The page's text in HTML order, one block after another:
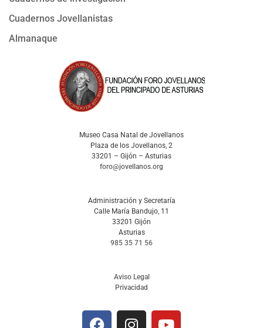
Cuadernos Jovellanistas
Almanaque
Museo Casa Natal de Jovellanos
Plaza de los Jovellanos, 2
33201 – Gijón – Asturias
foro@jovellanos.org
Administración y Secretaría
Calle María Bandujo, 11
33201 Gijón
Asturias
985 35 71 56
Aviso Legal
Privacidad